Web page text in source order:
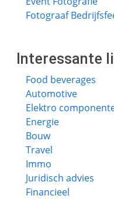
Fotograaf
Interessante
Food beverages
Automotive
Elektro
Energie
Bouw
Travel
Immo
Juridisch advies
Financieel